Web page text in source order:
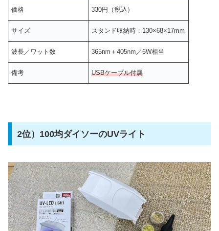
価格 330円（税込）
サイズ スタンド収納時：130×68×17mm
波長／ワット数 365nm＋405nm／6W相当
備考 USBケーブル付属
2位）100均ダイソーのUVライト